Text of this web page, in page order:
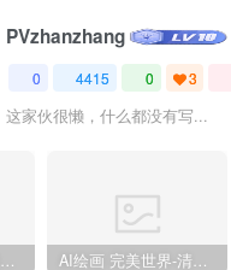
PVzhanzhang
0 4415 0 3
这家伙很懒，什么都没有写...
AI绘画 三角洲-麦晓雯 [15P] [57M] AI绘画 完美世界-清漪 [86P] [1173M]